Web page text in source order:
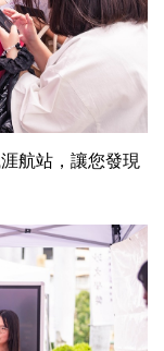
航站，讓您發現